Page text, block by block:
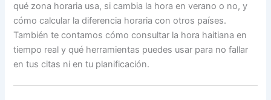
qué zona horaria usa, si cambia la hora en verano o no, y
cómo calcular la diferencia horaria con otros países.
También te contamos cómo consultar la hora haitiana en
tiempo real y qué herramientas puedes usar para no fallar
en tus citas ni en tu planificación.